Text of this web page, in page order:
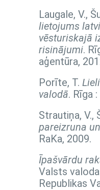
Laugale, V.,
lietojums
vēsturiskajā
risinājumi.
aģentūra,
Porīte, T.
valodā. Rīga
Strautiņa, V.,
pareizruna
RaKa, 2009.
Īpašvārdu
Valsts
Republikas